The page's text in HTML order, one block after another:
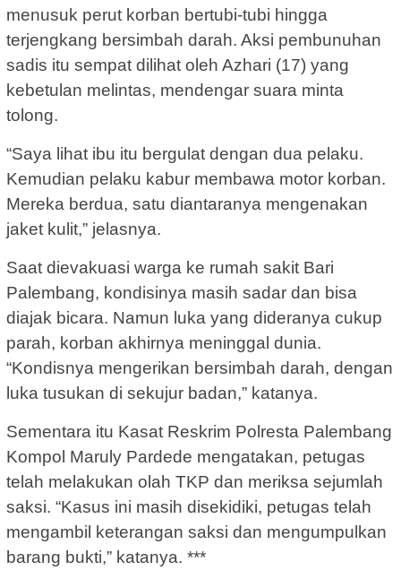
menusuk perut korban bertubi-tubi hingga
terjengkang bersimbah darah. Aksi pembunuhan
sadis itu sempat dilihat oleh Azhari (17) yang
kebetulan melintas, mendengar suara minta
tolong.
“Saya lihat ibu itu bergulat dengan dua pelaku.
Kemudian pelaku kabur membawa motor korban.
Mereka berdua, satu diantaranya mengenakan
jaket kulit,” jelasnya.
Saat dievakuasi warga ke rumah sakit Bari
Palembang, kondisinya masih sadar dan bisa
diajak bicara. Namun luka yang dideranya cukup
parah, korban akhirnya meninggal dunia.
“Kondisnya mengerikan bersimbah darah, dengan
luka tusukan di sekujur badan,” katanya.
Sementara itu Kasat Reskrim Polresta Palembang
Kompol Maruly Pardede mengatakan, petugas
telah melakukan olah TKP dan meriksa sejumlah
saksi. “Kasus ini masih disekidiki, petugas telah
mengambil keterangan saksi dan mengumpulkan
barang bukti,” katanya. ***